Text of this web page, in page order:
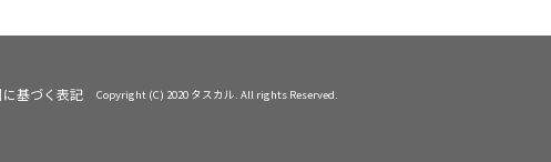
基づく表記 Copyright (C) 2020 タスカル. All rights Reserved.